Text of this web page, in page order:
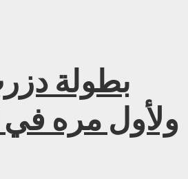
بطولة
ولأول مره في